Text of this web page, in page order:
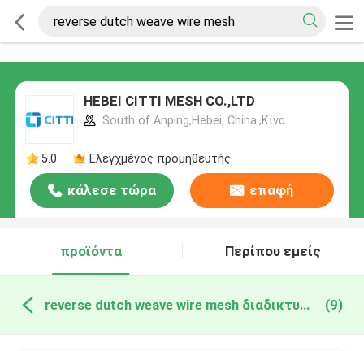
HEBEI CITTI MESH CO.,LTD
South of Anping,Hebei, China.,Κίνα
5.0 Ελεγχμένος προμηθευτής
κάλεσε τώρα επαφή
προϊόντα Περίπου εμείς
reverse dutch weave wire mesh διαδικτυακή κατασκευή (9)